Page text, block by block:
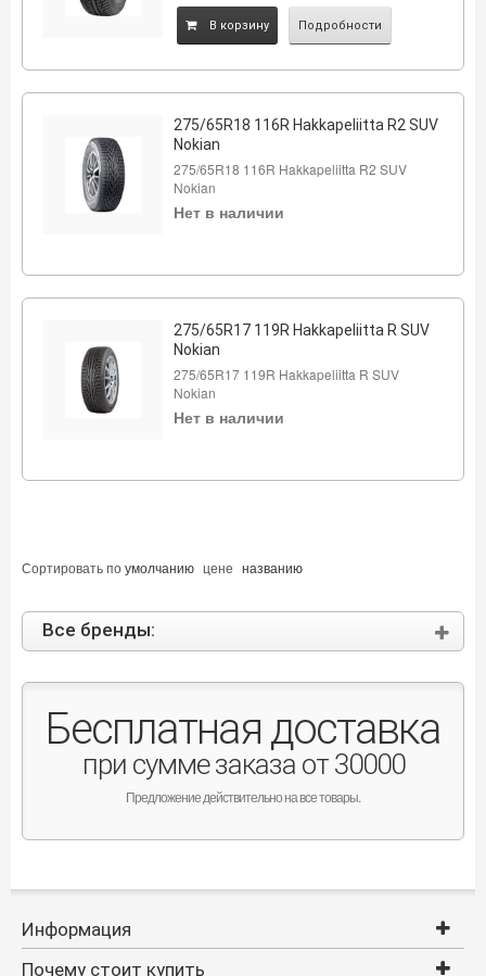
B корзину Подробности
275/65R18 116R Hakkapeliitta R2 SUV
Nokian
275/65R18 116R Hakkapeliitta R2 SUV
Nokian
Нет в наличии
275/65R17 119R Hakkapeliitta R SUV
Nokian
275/65R17 119R Hakkapeliitta R SUV
Nokian
Нет в наличии
Сортировать поумолчанию цене названию
Все бренды:
Бесплатная доставка
при сумме заказа от 30000
Предложение действительно на все товары.
Информация
Почему стоит купить